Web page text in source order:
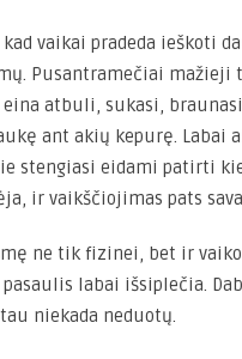
kad vaikai pradeda
Pusantramečiai
atbuli, sukasi,
ant akių kepurę. Labai
stengiasi eidami patirti
ir vaikščiojimas pats
ne tik fizinei, bet ir
labai išsiplečia.
niekada neduotų.